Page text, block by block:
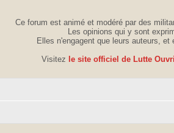
Ce forum est animé et modéré par des
Les opinions qui y sont
Elles n'engagent que leurs auteurs,
Visitez le site officiel de Lutte